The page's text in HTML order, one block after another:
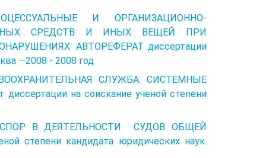
И ОРГАНИЗАЦИОННО-
СРЕДСТВ И ИНЫХ ВЕЩЕЙ ПРИ
АВТОРЕФЕРАТ диссертации
—2008 - 2008 год
СЛУЖБА: СИСТЕМНЫЕ
на соискание ученой степени
СПОР В ДЕЯТЕЛЬНОCТИ СУДОВ ОБЩЕЙ
степени кандидата юридических наук.